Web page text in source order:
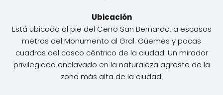
Ubicación
Está ubicado al pie del Cerro San Bernardo, a escasos
metros del Monumento al Gral. Güemes y pocas
cuadras del casco céntrico de la ciudad. Un mirador
privilegiado enclavado en la naturaleza agreste de la
zona más alta de la ciudad.